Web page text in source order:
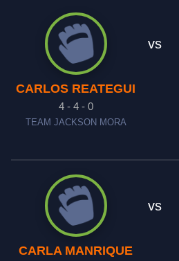
CARLOS REATEGUI
4 - 4 - 0
TEAM JACKSON MORA
vs
CARLA MANRIQUE
vs